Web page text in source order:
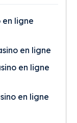
en ligne
en ligne
en ligne
en ligne